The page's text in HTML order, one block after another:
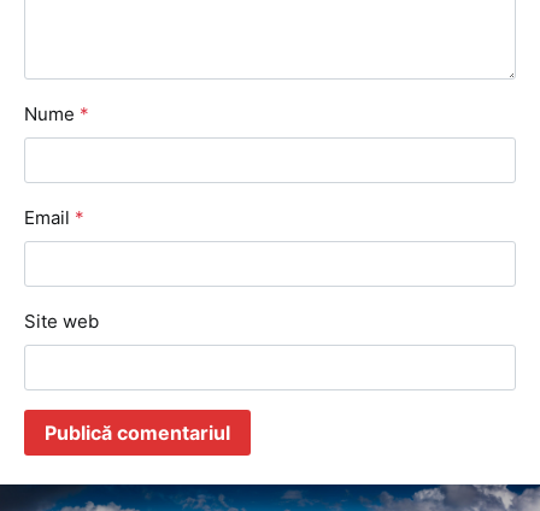
Nume *
Email *
Site web